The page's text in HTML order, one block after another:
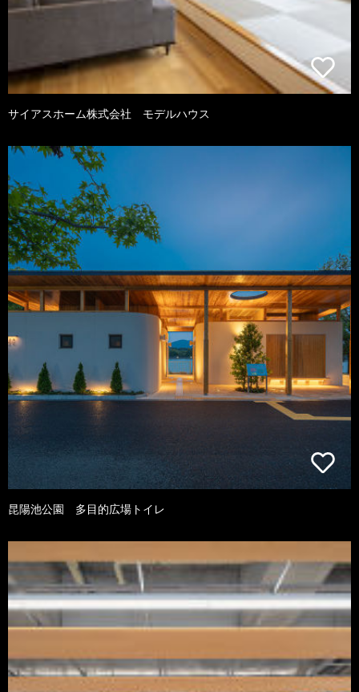
サイアスホーム株式会社 モデルハウス
昆陽池公園 多目的広場トイレ